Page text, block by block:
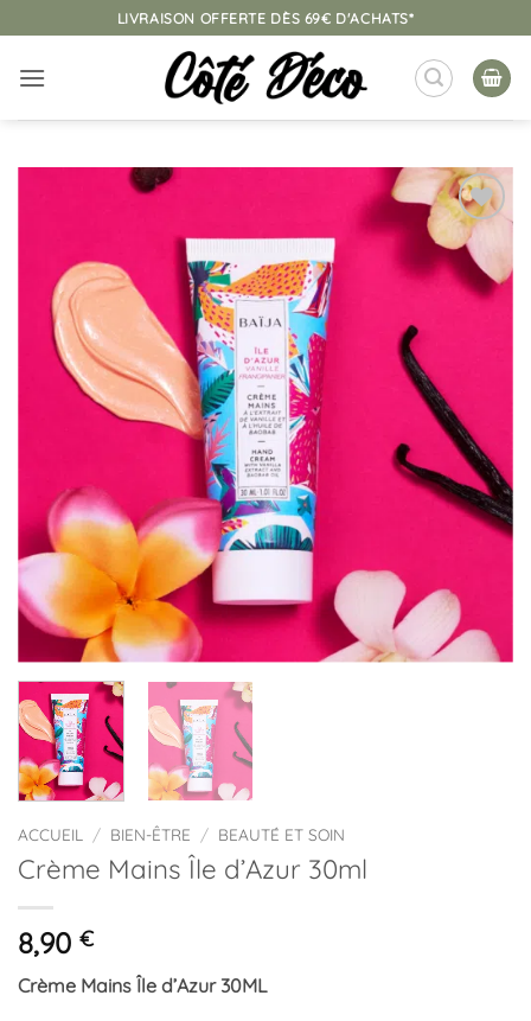
au
contenu
LIVRAISON OFFERTE DÈS 69€ D'ACHATS*
Ajouter
à la
liste
d’envies
ACCUEIL / BIEN-ÊTRE / BEAUTÉ ET SOIN
Crème Mains Île d’Azur 30ml
8,90 €
Crème Mains Île d’Azur 30ML